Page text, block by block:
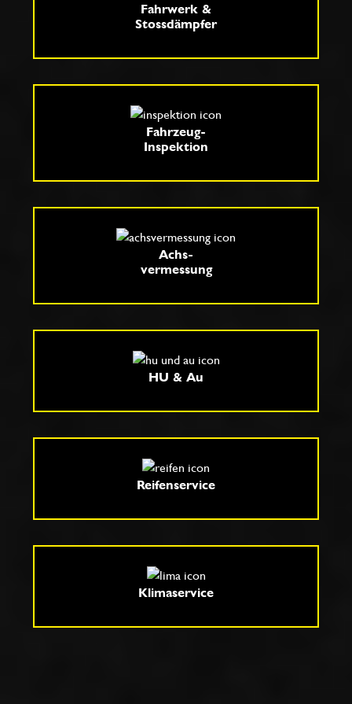
Fahrwerk &
Stossdämpfer
Fahrzeug-
Inspektion
Achs-
vermessung
HU & Au
Reifenservice
Klimaservice